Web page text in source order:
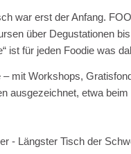
war erst der Anfang.
über Degustationen
ist für jeden Foodie was
mit Workshops,
ausgezeichnet, etwa beim